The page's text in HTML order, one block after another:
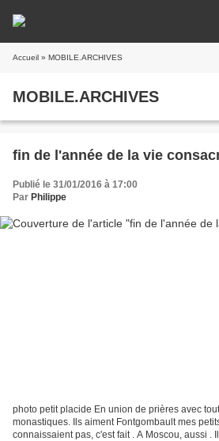
Accueil » MOBILE.ARCHIVES
MOBILE.ARCHIVES
fin de l'année de la vie
Publié le 31/01/2016 à 17:00
Par Philippe
photo petit placide En union de prières avec
monastiques. Ils aiment Fontgombault mes
connaissaient pas, c'est fait . A Moscou, aussi .